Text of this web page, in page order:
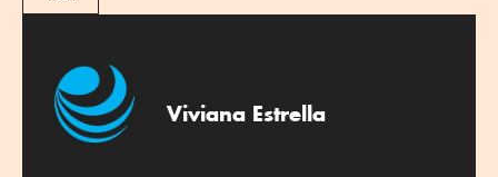
Viviana Estrella